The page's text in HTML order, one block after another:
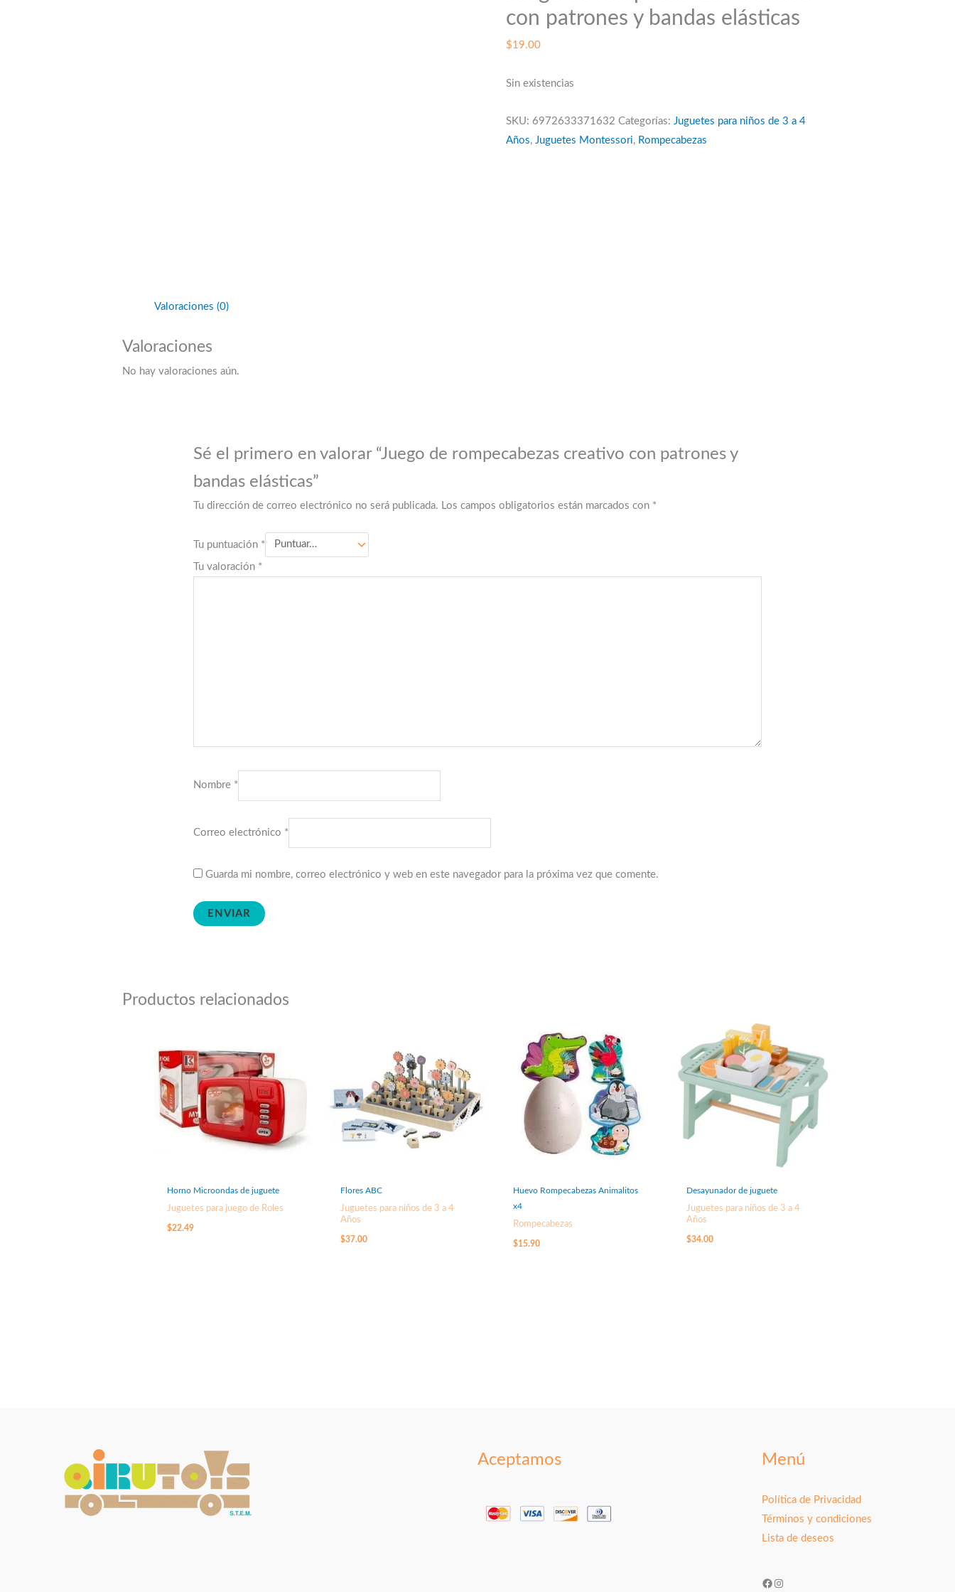
con patrones y bandas elásticas
$19.00
Sin existencias
SKU: 6972633371632 Categorías: Juguetes para niños de 3 a 4
Años, Juguetes Montessori, Rompecabezas
Valoraciones (0)
Valoraciones
No hay valoraciones aún.
Sé el primero en valorar “Juego de rompecabezas creativo con patrones y
bandas elásticas”
Tu dirección de correo electrónico no será publicada. Los campos obligatorios están marcados con *
Tu puntuación *
Tu valoración *
Nombre *
Correo electrónico *
Guarda mi nombre, correo electrónico y web en este navegador para la próxima vez que comente.
Productos relacionados
Horno Microondas de juguete
Juguetes para juego de Roles
$22.49
Flores ABC
Juguetes para niños de 3 a 4
Años
$37.00
Huevo Rompecabezas Animalitos
x4
Rompecabezas
$15.90
Desayunador de juguete
Juguetes para niños de 3 a 4
Años
$34.00
Aceptamos Menú
Política de Privacidad
Términos y condiciones
Lista de deseos
Facebook
Instagram